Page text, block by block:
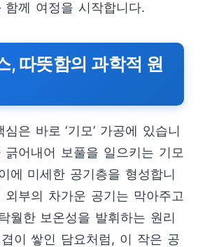
함께 여정을 시작합니다.
, 따뜻함의 과학적 원
은 바로 ‘기모’ 가공에 있습니
어내어 보풀을 일으키는 기모
에 미세한 공기층을 형성합니
부의 차가운 공기는 막아주고
월한 보온성을 발휘하는 원리
이 쌓인 담요처럼, 이 작은 공